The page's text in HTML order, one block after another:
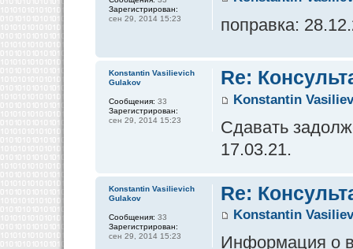
поправка:
Зарегистрирован:
сен 29, 2014 15:23
Re:
Konstantin
Сдавать
17.03.21.
Konstantin Vasilievich
Gulakov
Сообщения: 33
Зарегистрирован:
сен 29, 2014 15:23
Re:
Konstantin
Информация о
Konstantin Vasilievich
Gulakov
Сообщения: 33
Зарегистрирован:
сен 29, 2014 15:23